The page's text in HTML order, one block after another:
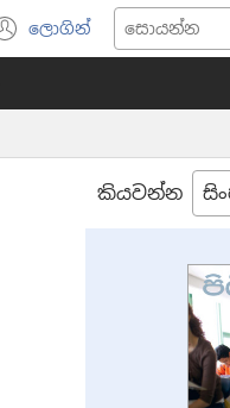
ලොගින්
(opens
new
කියවන්න